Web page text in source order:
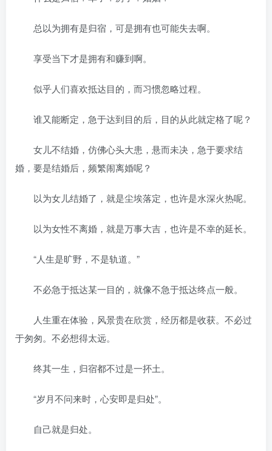
总以为拥有是归宿，可是拥有也可能失去啊。
享受当下才是拥有和赚到啊。
似乎人们喜欢抵达目的，而习惯忽略过程。
谁又能断定，急于达到目的后，目的从此就定格了呢？
女儿不结婚，仿佛心头大患，悬而未决，急于要求结
婚，要是结婚后，频繁闹离婚呢？
以为女儿结婚了，就是尘埃落定，也许是水深火热呢。
以为女性不离婚，就是万事大吉，也许是不幸的延长。
“人生是旷野，不是轨道。”
不必急于抵达某一目的，就像不急于抵达终点一般。
人生重在体验，风景贵在欣赏，经历都是收获。不必过
于匆匆。不必想得太远。
终其一生，归宿都不过是一抔土。
“岁月不问来时，心安即是归处”。
自己就是归处。